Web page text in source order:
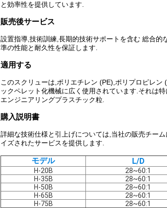
と効率性を提供しています.
販売後サービス
設置指導,技術訓練,長期的技術サポートを含む 総合
準の性能と耐久性を保証します.
適用する
このスクリューは,ポリエチレン (PE),ポリプロピレ
ックペレット化機械に広く使用されています.それは
エンジニアリングプラスチック粒.
購入説明書
詳細な技術仕様と引上げについては,当社の販売チー
イズされたサービスを提供します.
モデル L/D
H-20B 28~60:1
H-35B
28~60:1
H-50B
28~60:1
H-65B
28~60:1
H-75B
28~60:1